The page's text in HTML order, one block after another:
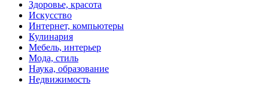
Здоровье, красота
Искусство
Интернет, компьютеры
Кулинария
Мебель, интерьер
Мода, стиль
Наука, образование
Недвижимость